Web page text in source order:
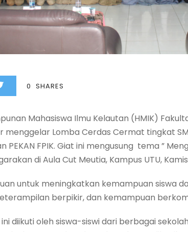
0 SHARES
Mahasiswa Ilmu Kelautan (HMIK)
menggelar Lomba Cerdas Cermat tingkat
PEKAN FPIK. Giat ini mengusung tema ”
di Aula Cut Meutia, Kampus UTU,
untuk meningkatkan kemampuan siswa
berpikir, dan kemampuan
diikuti oleh siswa-siswi dari berbagai